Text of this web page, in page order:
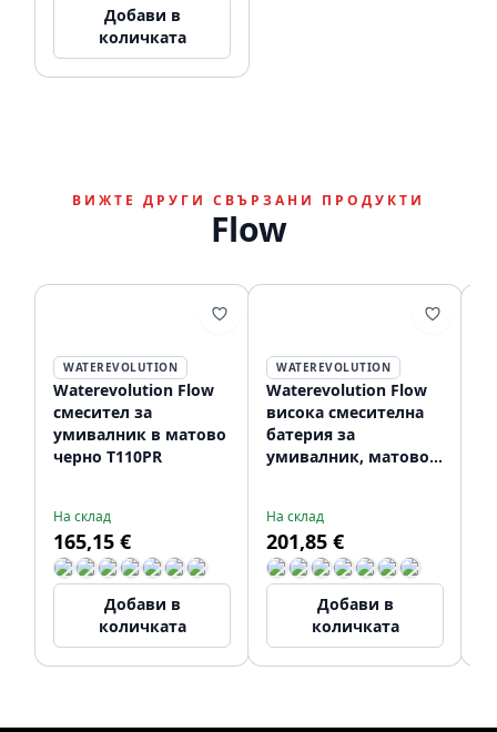
Добави в
количката
ВИЖТЕ ДРУГИ СВЪРЗАНИ ПРОДУКТИ
Flow
WATEREVOLUTION
Waterevolution Flow
смесител за
умивалник в матово
черно T110PR
На склад
165,15 €
Добави в
количката
WATEREVOLUTION
Waterevolution Flow
висока смесителна
батерия за
умивалник, матово
На склад
201,85 €
Добави в
количката